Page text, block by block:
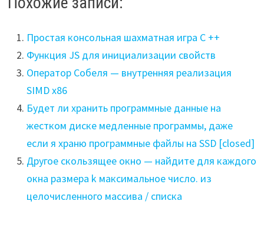
Простая консольная шахматная игра C ++
Функция JS для инициализации свойств
Оператор Собеля — внутренняя реализация
SIMD x86
Будет ли хранить программные данные на
жестком диске медленные программы, даже
если я храню программные файлы на SSD [closed]
Другое скользящее окно — найдите для каждого
окна размера k максимальное число. из
целочисленного массива / списка